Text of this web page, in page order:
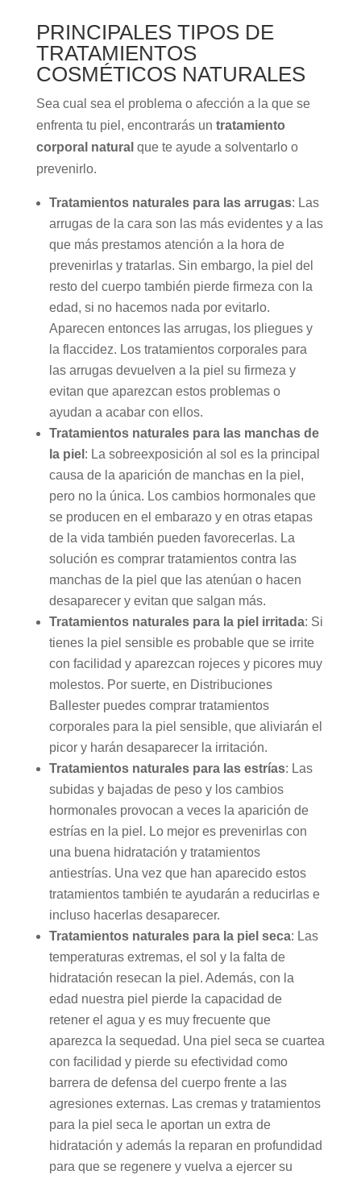
PRINCIPALES TIPOS DE
TRATAMIENTOS
COSMÉTICOS NATURALES
Sea cual sea el problema o afección a la que se
enfrenta tu piel, encontrarás un tratamiento
corporal natural que te ayude a solventarlo o
prevenirlo.
Tratamientos naturales para las arrugas: Las
arrugas de la cara son las más evidentes y a las
que más prestamos atención a la hora de
prevenirlas y tratarlas. Sin embargo, la piel del
resto del cuerpo también pierde firmeza con la
edad, si no hacemos nada por evitarlo.
Aparecen entonces las arrugas, los pliegues y
la flaccidez. Los tratamientos corporales para
las arrugas devuelven a la piel su firmeza y
evitan que aparezcan estos problemas o
ayudan a acabar con ellos.
Tratamientos naturales para las manchas de
la piel : La sobreexposición al sol es la principal
causa de la aparición de manchas en la piel,
pero no la única. Los cambios hormonales que
se producen en el embarazo y en otras etapas
de la vida también pueden favorecerlas. La
solución es comprar tratamientos contra las
manchas de la piel que las atenúan o hacen
desaparecer y evitan que salgan más.
Tratamientos naturales para la piel irritada: Si
tienes la piel sensible es probable que se irrite
con facilidad y aparezcan rojeces y picores muy
molestos. Por suerte, en Distribuciones
Ballester puedes comprar tratamientos
corporales para la piel sensible, que aliviarán el
picor y harán desaparecer la irritación.
Tratamientos naturales para las estrías: Las
subidas y bajadas de peso y los cambios
hormonales provocan a veces la aparición de
estrías en la piel. Lo mejor es prevenirlas con
una buena hidratación y tratamientos
antiestrías. Una vez que han aparecido estos
tratamientos también te ayudarán a reducirlas e
incluso hacerlas desaparecer.
Tratamientos naturales para la piel seca: Las
temperaturas extremas, el sol y la falta de
hidratación resecan la piel. Además, con la
edad nuestra piel pierde la capacidad de
retener el agua y es muy frecuente que
aparezca la sequedad. Una piel seca se cuartea
con facilidad y pierde su efectividad como
barrera de defensa del cuerpo frente a las
agresiones externas. Las cremas y tratamientos
para la piel seca le aportan un extra de
hidratación y además la reparan en profundidad
para que se regenere y vuelva a ejercer su